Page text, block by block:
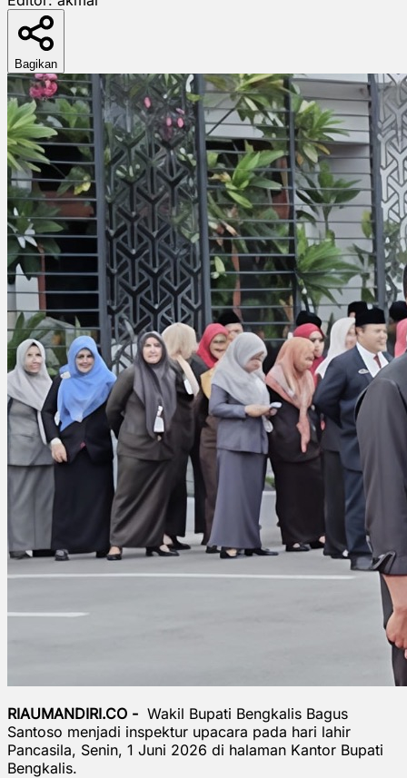
Bagikan
RIAUMANDIRI.CO - Wakil Bupati Bengkalis Bagus
Santoso menjadi inspektur upacara pada hari lahir
Pancasila, Senin, 1 Juni 2026 di halaman Kantor Bupati
Bengkalis.